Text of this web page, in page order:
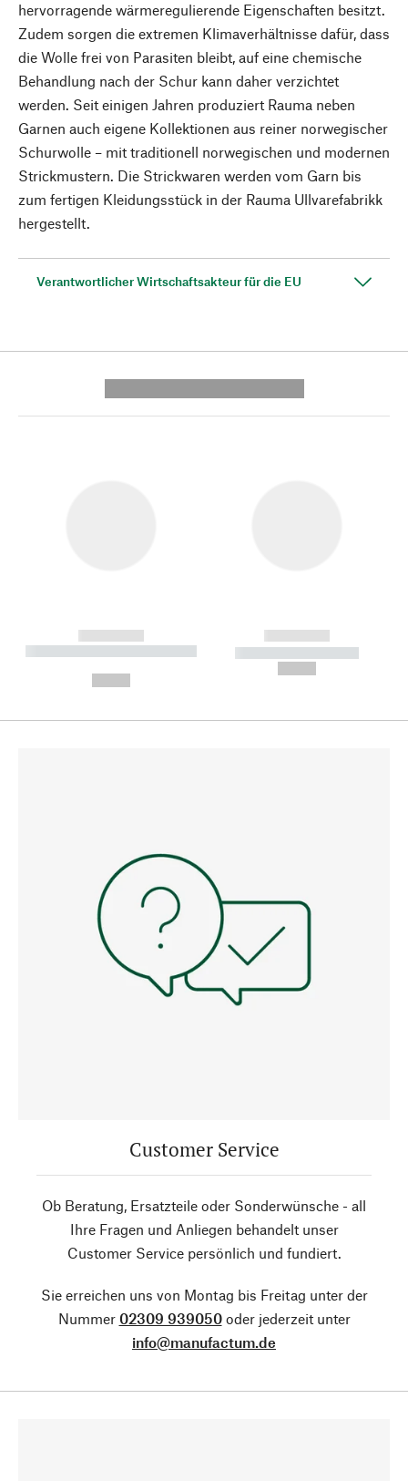
hervorragende wärmeregulierende Eigenschaften besitzt.
Zudem sorgen die extremen Klimaverhältnisse dafür, dass
die Wolle frei von Parasiten bleibt, auf eine chemische
Behandlung nach der Schur kann daher verzichtet
werden. Seit einigen Jahren produziert Rauma neben
Garnen auch eigene Kollektionen aus reiner norwegischer
Schurwolle – mit traditionell norwegischen und modernen
Strickmustern. Die Strickwaren werden vom Garn bis
zum fertigen Kleidungsstück in der Rauma Ullvarefabrikk
hergestellt.
Verantwortlicher Wirtschaftsakteur für die EU
------------
----------- ----------- --------
------------
----------- -----------
Customer Service
Ob Beratung, Ersatzteile oder Sonderwünsche - all
Ihre Fragen und Anliegen behandelt unser
Customer Service persönlich und fundiert.
Sie erreichen uns von Montag bis Freitag unter der
Nummer 02309 939050oder jederzeit unter
info@manufactum.de